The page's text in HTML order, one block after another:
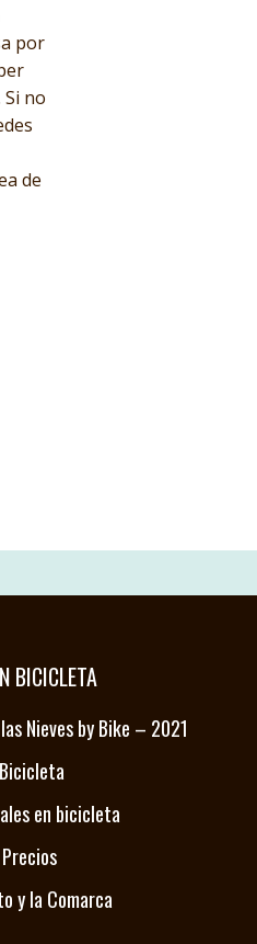
por
no
de
BICICLETA
Nieves by Bike – 2021
en bicicleta
y la Comarca